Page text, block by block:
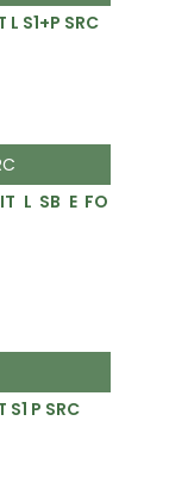
S1+P SRC
L SB E FO
P SRC